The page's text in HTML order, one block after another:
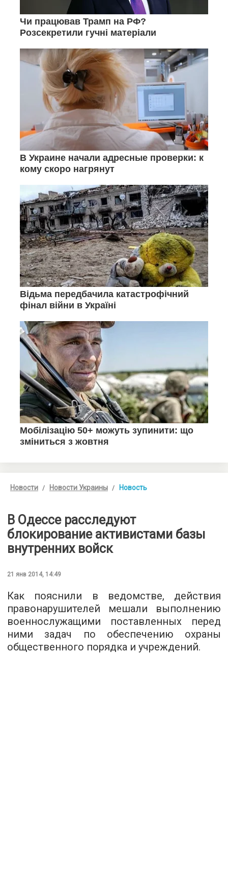
Новости Новости Украины Новость
В Одессе расследуют
блокирование активистами базы
внутренних войск
21 янв 2014, 14:49
Как пояснили в ведомстве, действия
правонарушителей мешали выполнению
военнослужащими поставленных перед
ними задач по обеспечению охраны
общественного порядка и учреждений.